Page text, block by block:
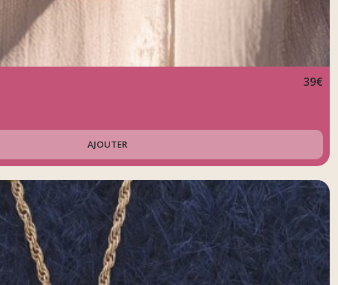
39€
AJOUTER